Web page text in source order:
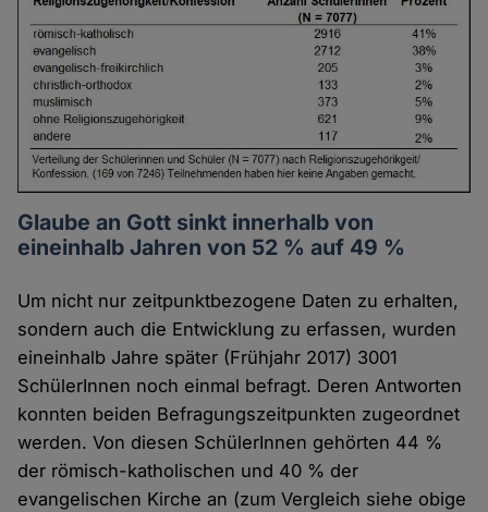
Glaube an Gott sinkt innerhalb von
eineinhalb Jahren von 52 % auf 49 %
Um nicht nur zeitpunktbezogene Daten zu erhalten,
sondern auch die Entwicklung zu erfassen, wurden
eineinhalb Jahre später (Frühjahr 2017) 3001
SchülerInnen noch einmal befragt. Deren Antworten
konnten beiden Befragungszeitpunkten zugeordnet
werden. Von diesen SchülerInnen gehörten 44 %
der römisch-katholischen und 40 % der
evangelischen Kirche an (zum Vergleich siehe obige